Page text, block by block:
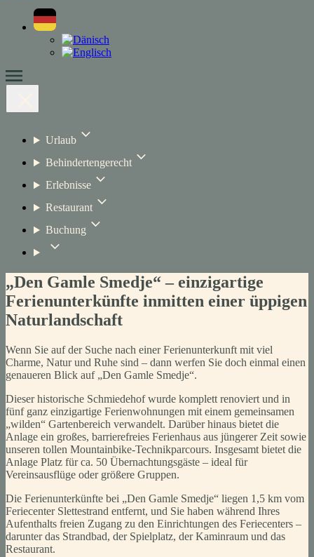
Urlaub
Behindertengerecht
Erlebnisse
Restaurant
Buchung
„Den Gamle Smedje“ – einzigartige
Ferienunterkünfte inmitten einer üppigen
Naturlandschaft
Wenn Sie auf der Suche nach einer Ferienunterkunft mit viel
Charme, Natur und Ruhe sind – dann werfen Sie doch einmal einen
genaueren Blick auf „Den Gamle Smedje“.
Dieser historische Schmiedehof wurde komplett renoviert und in
fünf ganz einzigartige Ferienwohnungen mit einem gemeinsamen
„wilden“ Gartenbereich verwandelt. Darüber hinaus bietet die
Anlage ein großes, barrierefreies Ferienhaus aus jüngerer Zeit sowie
unseren tollen Mountainbike-Technikparcours. Insgesamt bietet die
Anlage Platz für ca. 50 Übernachtungsgäste – ideal für
Vereinsausflüge oder größere Gruppen.
Die Ferienunterkünfte bei „Den Gamle Smedje“ liegen 1,5 km vom
Feriecenter Slettestrand entfernt, und Sie haben während Ihres
Aufenthalts freien Zugang zu den Einrichtungen des Feriecenters –
darunter das Strandbad, der Spielplatz, der Kaminraum und das
Restaurant.